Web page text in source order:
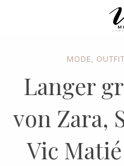
MODE,
Langer
von Zara,
Vic